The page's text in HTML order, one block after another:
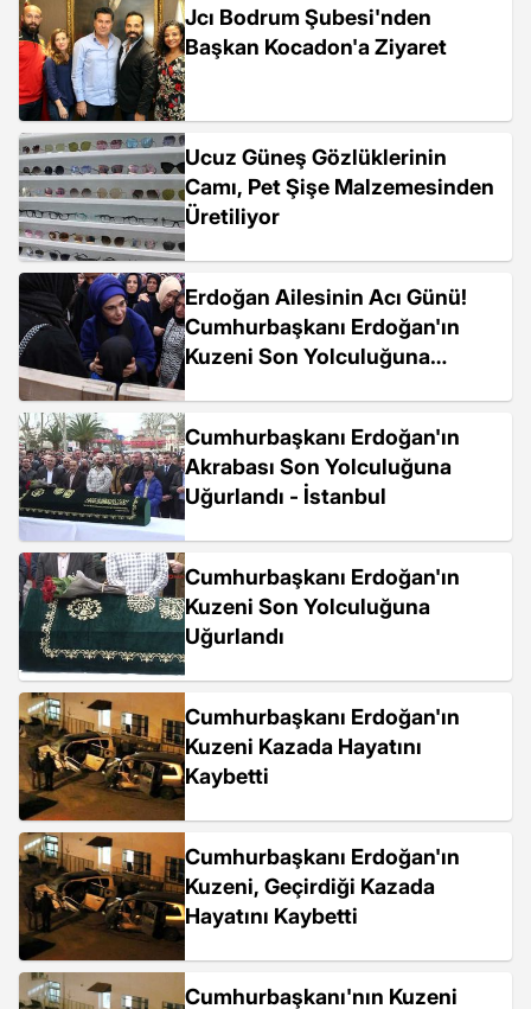
Jcı Bodrum Şubesi'nden
Başkan Kocadon'a Ziyaret
Ucuz Güneş Gözlüklerinin
Camı, Pet Şişe Malzemesinden
Üretiliyor
Erdoğan Ailesinin Acı Günü!
Cumhurbaşkanı Erdoğan'ın
Kuzeni Son Yolculuğuna
Cumhurbaşkanı Erdoğan'ın
Akrabası Son Yolculuğuna
Uğurlandı - İstanbul
Cumhurbaşkanı Erdoğan'ın
Kuzeni Son Yolculuğuna
Uğurlandı
Cumhurbaşkanı Erdoğan'ın
Kuzeni Kazada Hayatını
Kaybetti
Cumhurbaşkanı Erdoğan'ın
Kuzeni, Geçirdiği Kazada
Hayatını Kaybetti
Cumhurbaşkanı'nın Kuzeni